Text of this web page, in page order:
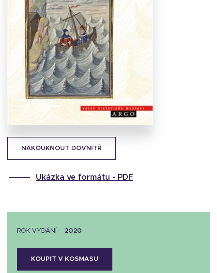
NAKOUKNOUT DOVNITŘ
Ukázka ve formátu - PDF
ROK VYDÁNÍ – 2020
KOUPIT V KOSMASU